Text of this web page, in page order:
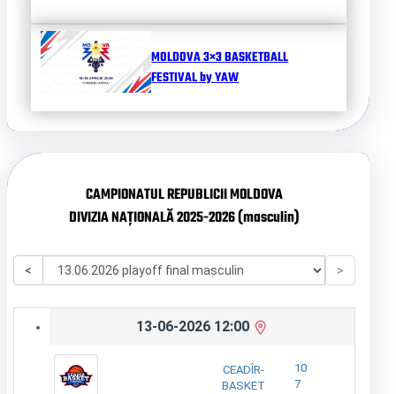
MOLDOVA 3×3 BASKETBALL
FESTIVAL by YAW
CAMPIONATUL REPUBLICII MOLDOVA
DIVIZIA NAȚIONALĂ 2025-2026 (masculin)
< >
13-06-2026 12:00
CEADÎR-
BASKET
10
7